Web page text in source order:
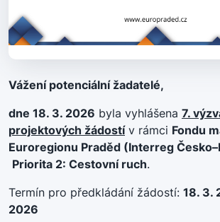
Vážení potenciální žadatelé,
dne 18. 3. 2026 byla vyhlášena 7.
projektových žádostív rámci Fondu
Euroregionu Praděd (Interreg
Priorita 2: Cestovní ruch.
Termín pro předkládání žádostí: 18. 3.
2026